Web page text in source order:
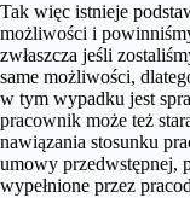
Tak więc istnieje
możliwości i
zwłaszcza jeśli
same możliwości,
w tym wypadku jest
pracownik może też
nawiązania stosunku
umowy przedwstępnej,
wypełnione przez